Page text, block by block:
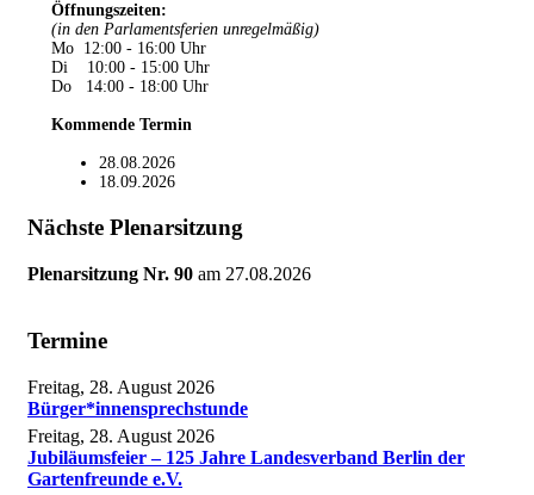
Öffnungszeiten:
(in den Parlamentsferien unregelmäßig)
Mo 12:00 - 16:00 Uhr
Di 10:00 - 15:00 Uhr
Do 14:00 - 18:00 Uhr
Kommende Termin
28.08.2026
18.09.2026
Nächste Plenarsitzung
Plenarsitzung Nr. 90 am 27.08.2026
Termine
Freitag, 28. August 2026
Bürger*innensprechstunde
Freitag, 28. August 2026
Jubiläumsfeier – 125 Jahre Landesverband Berlin der
Gartenfreunde e.V.